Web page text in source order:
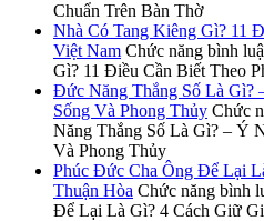
Chuẩn Trên Bàn Thờ
Nhà Có Tang Kiêng Gì? 11
Việt Nam Chức năng bình
Gì? 11 Điều Cần Biết Theo
Đức Năng Thắng Số Là Gì?
Sống Và Phong Thủy Chức
Năng Thắng Số Là Gì? – Ý
Và Phong Thủy
Phúc Đức Cha Ông Để Lại
Thuận Hòa Chức năng bình
Để Lại Là Gì? 4 Cách Giữ